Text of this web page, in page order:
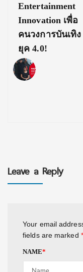
Entertainment
Innovation เพื่อ
คนวงการบันเทิง
ยุค 4.0!
Leave a Reply
Your email
fields are marked *
NAME*